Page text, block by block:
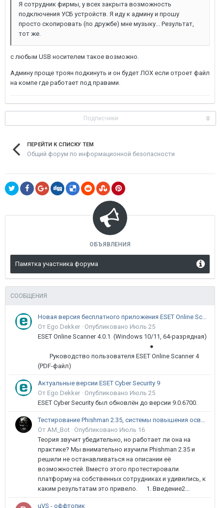
Я сотрудник фирмы, у всех закрыта возможность
подключения УСБ устройств. Я иду к админу и прошу
просто скопировать (по дружбе) мне музыку... Результат,
тот же.
с любым USB носителем такое возможно.
Админу проще троян подкинуть и он будет ЛОХ если отроет файл
на компе где работает под правами.
Подписчики 0
ПЕРЕЙТИ К СПИСКУ ТЕМ
Общий форум по информационной безопасности
ОБЪЯВЛЕНИЯ
Памятка участника форума
СООБЩЕНИЯ
Новая версия бесплатного приложения ESET Online Scanner доступна пользователям
От Ego Dekker · Опубликовано Июль 25
ESET Online Scanner 4.0.1 (Windows 10/11, 64-разрядная)
●
Руководство пользователя ESET Online Scanner 4
(PDF-файл)
Актуальные версии ESET Cyber Security 9
От Ego Dekker · Опубликовано Июль 25
ESET Cyber Security был обновлён до версии 9.0.6700.
Тестирование Phishman 2.35, системы повышения осведомлённости пользователей в сфере ИБ
От AM_Bot · Опубликовано Июль 16
Теория звучит убедительно, но работает ли она на
практике? Мы внимательно изучили Phishman 2.35 и
решили не останавливаться на описании её
возможностей. Вместо этого протестировали
платформу на собственных сотрудниках и удивились, к
каким результатам это привело. 1. Введение2...
uVS - оффтопик